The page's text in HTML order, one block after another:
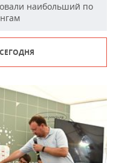
наибольший по